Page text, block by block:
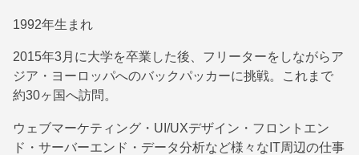
1992年生まれ
2015年3月に大学を卒業した後、フリーターをしながらア
ジア・ヨーロッパへのバックパッカーに挑戦。これまで
約30ヶ国へ訪問。
ウェブマーケティング・UI/UXデザイン・フロントエン
ド・サーバーエンド・データ分析など様々なIT周辺の仕事